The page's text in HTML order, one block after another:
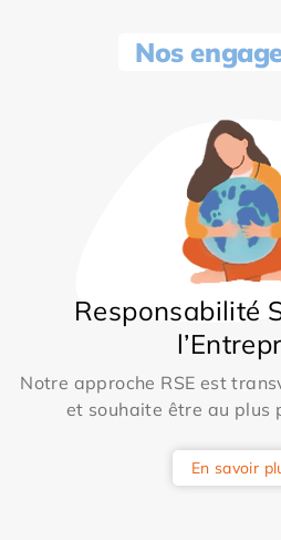
Nos
Responsabilité
Notre approche RSE est
et souhaite être au plus
En savoir